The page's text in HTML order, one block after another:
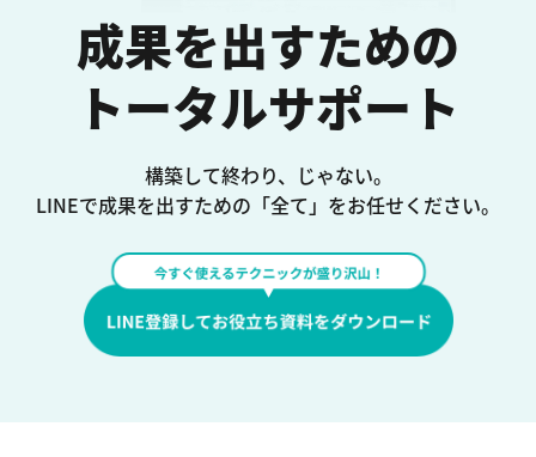
成果を出すための
トータルサポート
構築して終わり、じゃない。
LINEで成果を出すための「全て」をお任せください。